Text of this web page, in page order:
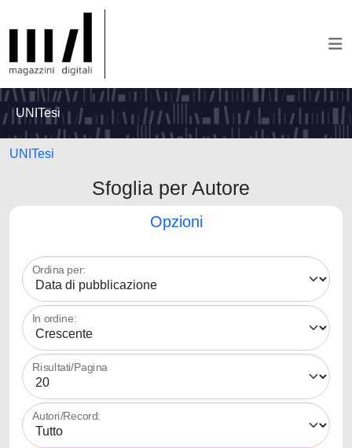
UNITesi
UNITesi
Sfoglia per Autore
Opzioni
Ordina per:
In ordine:
Risultati/Pagina
Autori/Record: